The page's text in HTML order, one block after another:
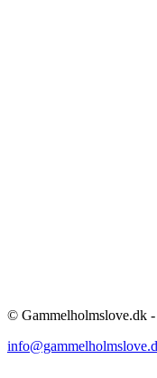
© Gammelholmslove.dk